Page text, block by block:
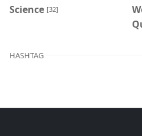
Science [32]
HASHTAG